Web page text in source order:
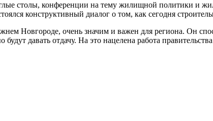
столы, конференции на тему жилищной политики и
конструктивный диалог о том, как сегодня
Новгороде, очень значим и важен для региона. Он
давать отдачу. На это нацелена работа